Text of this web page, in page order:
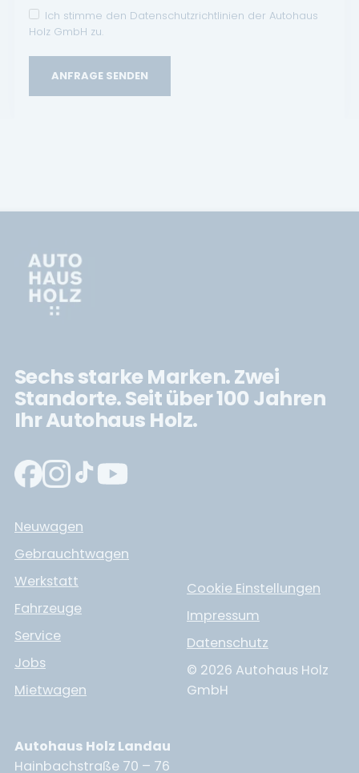
Ich stimme den Datenschutzrichtlinien der Autohaus
Holz GmbH zu.
ANFRAGE SENDEN
Sechs starke Marken. Zwei
Standorte. Seit über 100 Jahren
Ihr Autohaus Holz.
Neuwagen
Gebrauchtwagen
Werkstatt
Fahrzeuge
Service
Jobs
Mietwagen
Cookie Einstellungen
Impressum
Datenschutz
© 2026 Autohaus Holz
GmbH
Autohaus Holz Landau
Hainbachstraße 70 – 76